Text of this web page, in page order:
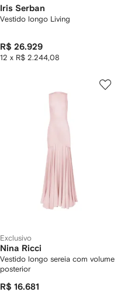
Iris Serban
Vestido longo Living
R$ 26.929
12 x R$ 2.244,08
Exclusivo
Nina Ricci
Vestido longo sereia com volume
posterior
R$ 16.681